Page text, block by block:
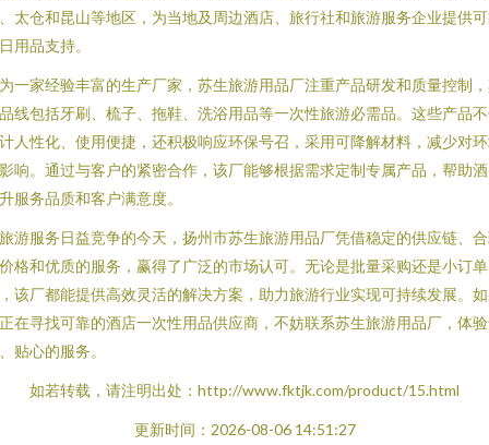
太仓和昆山等地区，为当地及周边酒店、旅行社和旅游服务企业提供
用品支持。
一家经验丰富的生产厂家，苏生旅游用品厂注重产品研发和质量控制
线包括牙刷、梳子、拖鞋、洗浴用品等一次性旅游必需品。这些产品
人性化、使用便捷，还积极响应环保号召，采用可降解材料，减少对
响。通过与客户的紧密合作，该厂能够根据需求定制专属产品，帮助
服务品质和客户满意度。
游服务日益竞争的今天，扬州市苏生旅游用品厂凭借稳定的供应链、
格和优质的服务，赢得了广泛的市场认可。无论是批量采购还是小订
该厂都能提供高效灵活的解决方案，助力旅游行业实现可持续发展。
在寻找可靠的酒店一次性用品供应商，不妨联系苏生旅游用品厂，体
贴心的服务。
如若转载，请注明出处：http://www.fktjk.com/product/15.html
更新时间：2026-08-06 14:51:27